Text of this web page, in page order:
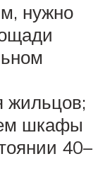
нужно
жильцов;
шкафы
40–